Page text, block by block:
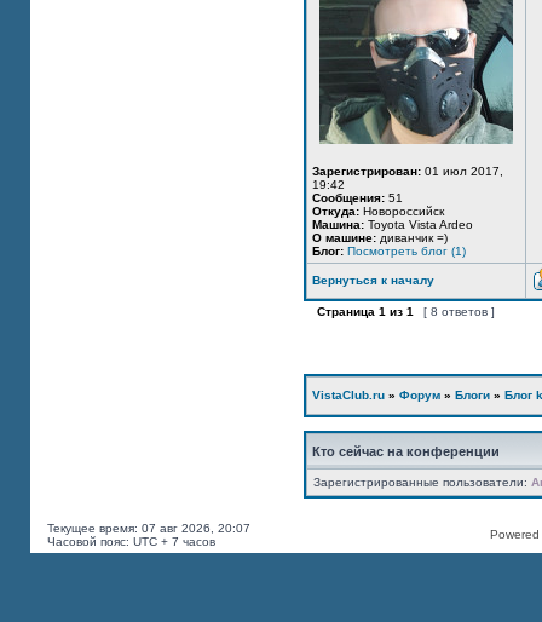
Зарегистрирован: 01 июл 2017,
19:42
Сообщения: 51
Откуда: Новороссийск
Машина: Toyota Vista Ardeo
О машине: диванчик =)
Блог: Посмотреть блог (1)
Вернуться к началу
Страница 1 из 1 [ 8 ответов ]
VistaClub.ru » Форум » Блоги » Блог
Кто сейчас на конференции
Зарегистрированные пользователи:
Текущее время: 07 авг 2026, 20:07
Часовой пояс: UTC + 7 часов